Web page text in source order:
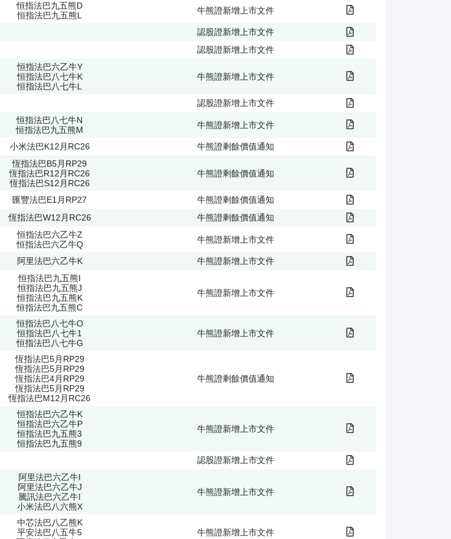
恒指法巴九五熊D
恒指法巴九五熊L
牛熊證新增上市文件
認股證新增上市文件
認股證新增上市文件
恒指法巴六乙牛Y
恒指法巴八七牛K
恒指法巴八七牛L
牛熊證新增上市文件
認股證新增上市文件
恒指法巴八七牛N
恒指法巴九五熊M
牛熊證新增上市文件
小米法巴K12月RC26 牛熊證剩餘價值通知
恆指法巴B5月RP29
恆指法巴R12月RC26
恆指法巴S12月RC26
牛熊證剩餘價值通知
匯豐法巴E1月RP27
牛熊證剩餘價值通知
恆指法巴W12月RC26 牛熊證剩餘價值通知
恒指法巴六乙牛Z
恒指法巴六乙牛Q
牛熊證新增上市文件
阿里法巴六乙牛K 牛熊證新增上市文件
恒指法巴九五熊I
恒指法巴九五熊J
恒指法巴九五熊K
恒指法巴九五熊C
牛熊證新增上市文件
恒指法巴八七牛O
恒指法巴八七牛1
恒指法巴八七牛G
牛熊證新增上市文件
恆指法巴5月RP29
恆指法巴5月RP29
恆指法巴4月RP29
恆指法巴5月RP29
恆指法巴M12月RC26
牛熊證剩餘價值通知
恒指法巴六乙牛K
恒指法巴六乙牛P
恒指法巴九五熊3
恒指法巴九五熊9
牛熊證新增上市文件
認股證新增上市文件
阿里法巴六乙牛I
阿里法巴六乙牛J
騰訊法巴六乙牛I
小米法巴八六熊X
牛熊證新增上市文件
中芯法巴八乙熊K
平安法巴八五牛5
牛熊證新增上市文件